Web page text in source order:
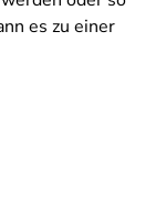
es zu einer